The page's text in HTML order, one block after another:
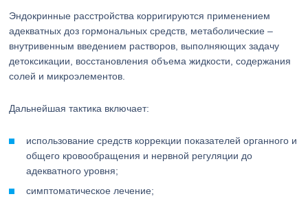
Эндокринные расстройства корригируются применением
адекватных доз гормональных средств, метаболические –
внутривенным введением растворов, выполняющих задачу
детоксикации, восстановления объема жидкости, содержания
солей и микроэлементов.
Дальнейшая тактика включает:
использование средств коррекции показателей органного и
общего кровообращения и нервной регуляции до
адекватного уровня;
симптоматическое лечение;